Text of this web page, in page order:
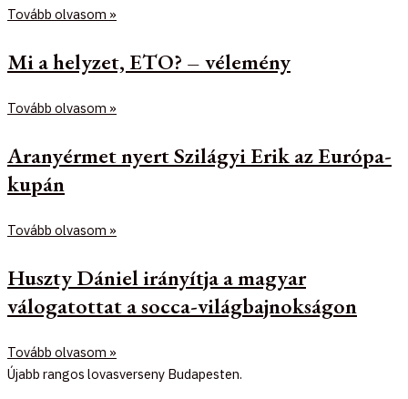
Tovább olvasom »
Mi a helyzet, ETO? – vélemény
Tovább olvasom »
Aranyérmet nyert Szilágyi Erik az Európa-
kupán
Tovább olvasom »
Huszty Dániel irányítja a magyar
válogatottat a socca-világbajnokságon
Tovább olvasom »
Újabb rangos lovasverseny Budapesten.